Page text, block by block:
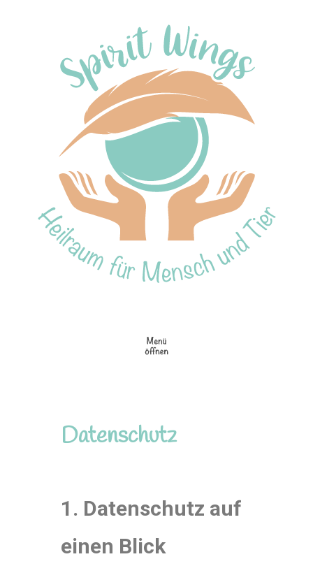
Datenschutz
1. Datenschutz auf
einen Blick